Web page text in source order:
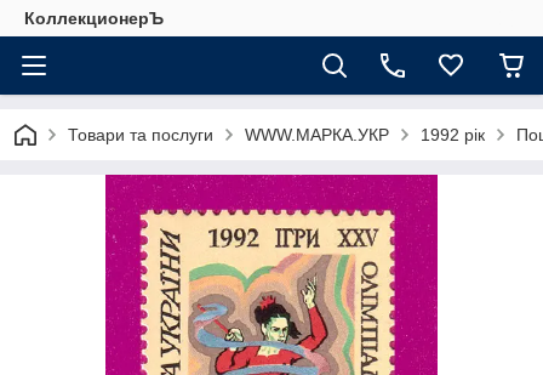
КоллекционерЪ
Товари та послуги WWW.МАРКА.УКР 1992 рік